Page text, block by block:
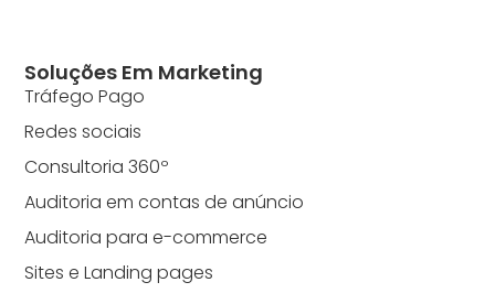
Soluções Em Marketing
Tráfego Pago
Redes sociais
Consultoria 360º
Auditoria em contas de anúncio
Auditoria para e-commerce
Sites e Landing pages